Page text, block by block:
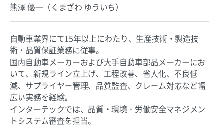
熊澤 優一（くまざわ ゆういち）
自動車業界にて15年以上にわたり、生産技術・製造技
術・品質保証業務に従事。
国内自動車メーカーおよび大手自動車部品メーカーにお
いて、新規ライン立上げ、工程改善、省人化、不良低
減、サプライヤー管理、品質監査、クレーム対応など幅
広い実務を経験。
インターテックでは、品質・環境・労働安全マネジメン
トシステム審査を担当。